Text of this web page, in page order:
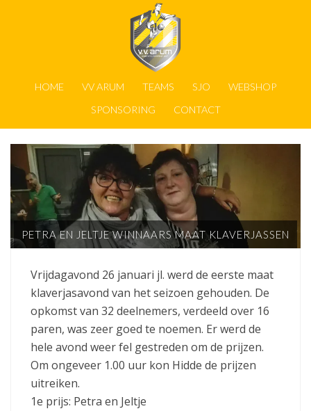
HOME VV ARUM TEAMS SJO
WEBSHOP
SPONSORING
CONTACT
PETRA EN JELTJE WINNAARS MAAT KLAVERJASSEN
Vrijdagavond 26 januari jl. werd de eerste maat
klaverjasavond van het seizoen gehouden. De
opkomst van 32 deelnemers, verdeeld over 16
paren, was zeer goed te noemen. Er werd de
hele avond weer fel gestreden om de prijzen.
Om ongeveer 1.00 uur kon Hidde de prijzen
uitreiken.
1e prijs: Petra en Jeltje